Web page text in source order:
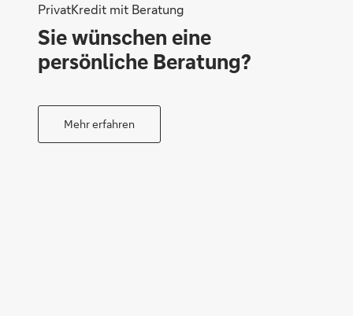
Nicolas Panagiotidis
PrivatKredit mit Beratung
Sie wünschen eine
persönliche Beratung?
Mehr erfahren